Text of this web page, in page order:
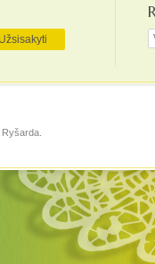
Ryšarda